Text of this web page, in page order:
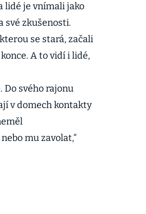
lidé je vnímali jako
své zkušenosti.
se stará, začali
A to vidí i lidé,
Do svého rajonu
v domech kontakty
mu zavolat,“